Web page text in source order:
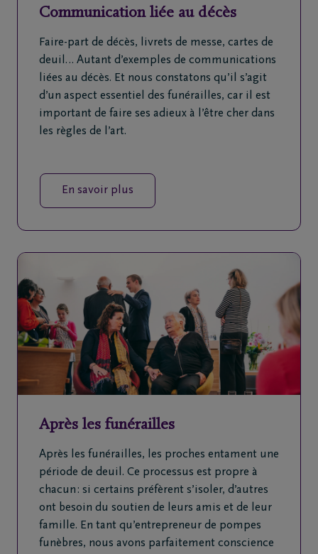
Communication liée au décès
Faire-part de décès, livrets de messe, cartes de
deuil… Autant d’exemples de communications
liées au décès. Et nous constatons qu’il s’agit
d’un aspect essentiel des funérailles, car il est
important de faire ses adieux à l’être cher dans
les règles de l’art.
En savoir plus
Après les funérailles
Après les funérailles, les proches entament une
période de deuil. Ce processus est propre à
chacun : si certains préfèrent s’isoler, d’autres
ont besoin du soutien de leurs amis et de leur
famille. En tant qu’entrepreneur de pompes
funèbres, nous avons parfaitement conscience